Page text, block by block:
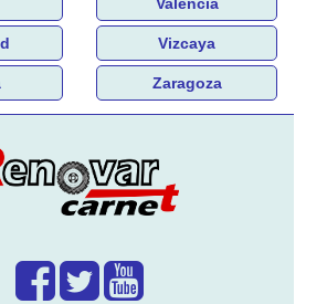
Vizcaya
Zaragoza